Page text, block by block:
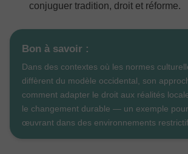
conjuguer tradition, droit et réforme.
Bon à savoir :
Dans des contextes où les normes
diffèrent du modèle occidental, son
comment adapter le droit aux réalités
le changement durable — un exemple
œuvrant dans des environnements